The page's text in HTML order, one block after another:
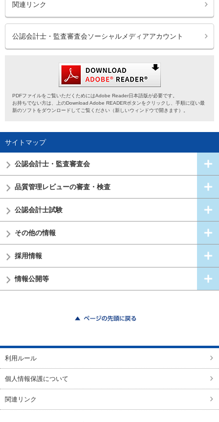
関連リンク
公認会計士・監査審査会ソーシャルメディアアカウント
PDFファイルをご覧いただくためにはAdobe Reader日本語版が必要です。
お持ちでない方は、上のDownload Adobe READERボタンをクリックし、手順に従い最
新のソフトをダウンロードしてご覧ください（新しいウィンドウで開きます）。
サイトマップ
公認会計士・ 監査審査会
品質管理レビューの審査・検査
公認会計士試験
その他の情報
採用情報
情報公開等
利用ルール
個人情報保護について
関連リンク